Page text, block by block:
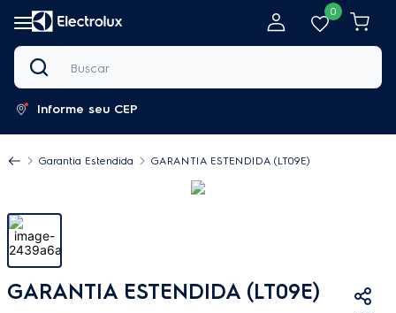
0
Buscar
Informe seu CEP
Garantia Estendida GARANTIA ESTENDIDA (LT09E)
GARANTIA ESTENDIDA (LT09E)